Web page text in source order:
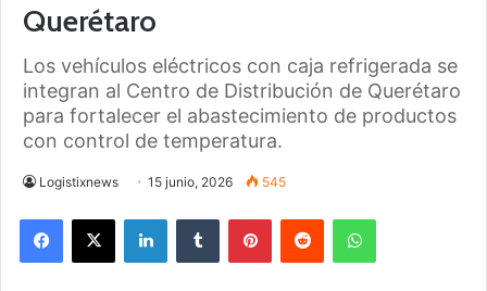
Querétaro
Los vehículos eléctricos con caja refrigerada se
integran al Centro de Distribución de Querétaro
para fortalecer el abastecimiento de productos
con control de temperatura.
Logistixnews 15 junio, 2026 545